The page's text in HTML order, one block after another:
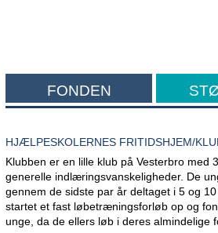
FONDEN
HJÆLPESKOLERNES FRITIDSHJEM/
Klubben er en lille klub på Vesterbro
generelle indlæringsvanskeligheder. De
gennem de sidste par år deltaget i 5 og
startet et fast løbetræningsforløb op og
unge, da de ellers løb i deres almindelige